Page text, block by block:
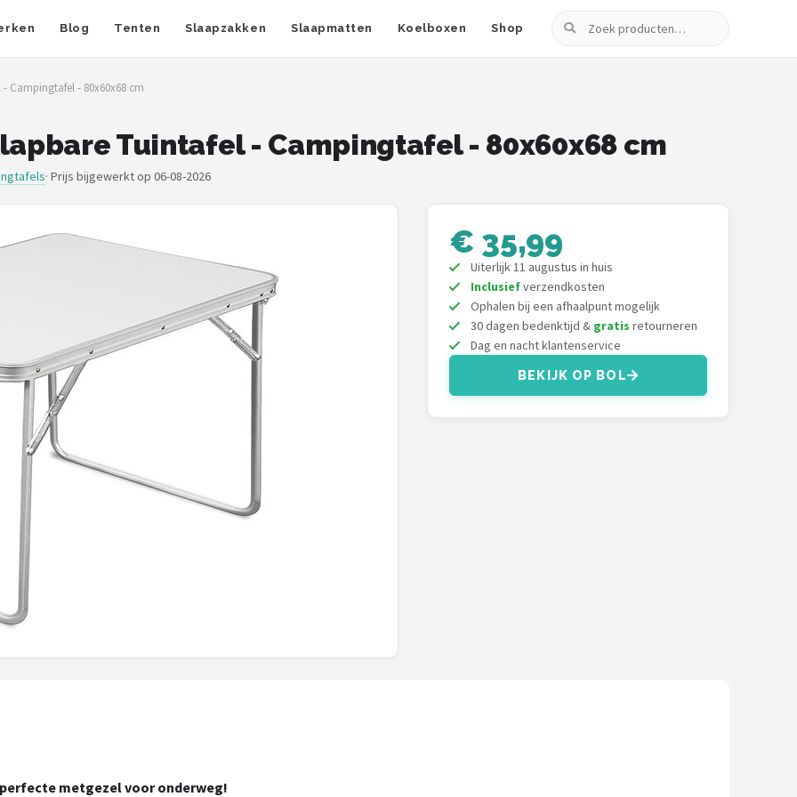
Blog Tenten Slaapzakken Slaapmatten Koelboxen Shop Zoeken
Campingtafel - 80x60x68 cm
Tuintafel - Campingtafel - 80x60x68 cm
· Prijs bijgewerkt op 06-08-2026
€ 35,99
Uiterlijk 11 augustus in huis
Inclusiefverzendkosten
Ophalen bij een afhaalpunt mogelijk
30 dagen bedenktijd & gratis retourneren
Dag en nacht klantenservice
BEKIJK OP BOL
metgezel voor onderweg!